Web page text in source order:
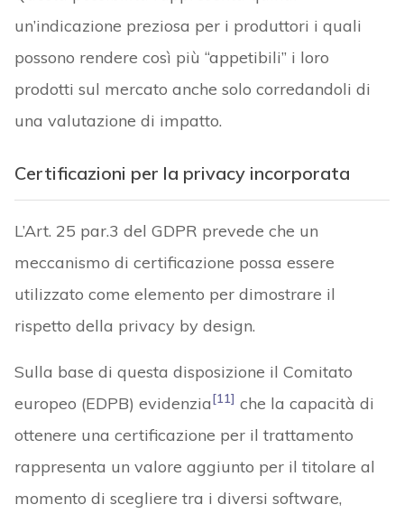
un’indicazione preziosa per i produttori i quali
possono rendere così più “appetibili” i loro
prodotti sul mercato anche solo corredandoli di
una valutazione di impatto.
Certificazioni per la privacy incorporata
L’Art. 25 par.3 del GDPR prevede che un
meccanismo di certificazione possa essere
utilizzato come elemento per dimostrare il
rispetto della privacy by design.
Sulla base di questa disposizione il Comitato
europeo (EDPB) evidenzia[11] che la capacità di
ottenere una certificazione per il trattamento
rappresenta un valore aggiunto per il titolare al
momento di scegliere tra i diversi software,